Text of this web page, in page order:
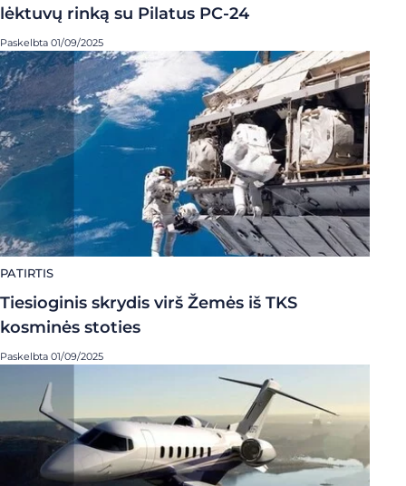
lėktuvų rinką su Pilatus PC-24
Paskelbta 01/09/2025
PATIRTIS
Tiesioginis skrydis virš Žemės iš TKS
kosminės stoties
Paskelbta 01/09/2025